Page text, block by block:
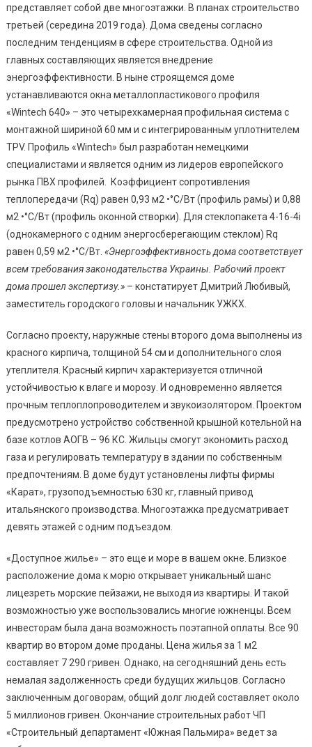
представляет собой две многоэтажки. В планах строительство
третьей (середина 2019 года). Дома сведены согласно
последним тенденциям в сфере строительства. Одной из
главных составляющих является внедрение
энергоэффективности. В ныне строящемся доме
устанавливаются окна металлопластикового профиля
«Wintech 640» – это четырехкамерная профильная система с
монтажной шириной 60 мм и с интегрированным уплотнителем
TPV. Профиль «Wintech» был разработан немецкими
специалистами и является одним из лидеров европейского
рынка ПВХ профилей. Коэффициент сопротивления
теплопередачи (Rq) равен 0,93 м2 •°С/Вт (профиль рамы) и 0,88
м2 •°С/Вт (профиль оконной створки). Для стеклопакета 4-16-4i
(однокамерного с одним энергосберегающим стеклом) Rq
равен 0,59 м2 •°С/Вт. «Энергоэффективностьдома соответствует
всем требования законодательства Украины. Рабочий проект
дома прошел экспертизу.»– констатирует Дмитрий Любивый,
заместитель городского головы и начальник УЖКХ.
Согласно проекту, наружные стены второго дома выполнены из
красного кирпича, толщиной 54 см и дополнительного слоя
утеплителя. Красный кирпич характеризуется отличной
устойчивостью к влаге и морозу. И одновременно является
прочным теплоплопроводителем и звукоизолятором. Проектом
предусмотрено устройство собственной крышной котельной на
базе котлов АОГВ – 96 КС. Жильцы смогут экономить расход
газа и регулировать температуру в здании по собственным
предпочтениям. В доме будут установлены лифты фирмы
«Карат», грузоподъемностью 630 кг, главный привод
итальянского производства. Многоэтажка предусматривает
девять этажей с одним подъездом.
«Доступное жилье» – это еще и море в вашем окне. Близкое
расположение дома к морю открывает уникальный шанс
лицезреть морские пейзажи, не выходя из квартиры. И такой
возможностью уже воспользовались многие южненцы. Всем
инвесторам была дана возможность поэтапной оплаты. Все 90
квартир во втором доме проданы. Цена жилья за 1 м2
составляет 7 290 гривен. Однако, на сегодняшний день есть
немалая задолженность среди будущих жильцов. Согласно
заключенным договорам, общий долг людей составляет около
5 миллионов гривен. Окончание строительных работ ЧП
«Строительный департамент «Южная Пальмира» ведет за